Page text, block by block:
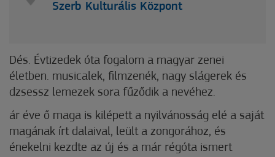
Szerb Kulturális Központ
Dés. Évtizedek óta fogalom a magyar zenei
életben. musicalek, filmzenék, nagy slágerek és
dzsessz lemezek sora fűződik a nevéhez.
ár éve ő maga is kilépett a nyilvánosság elé a saját
magának írt dalaival, leült a zongorához, és
énekelni kezdte az új és a már régóta ismert